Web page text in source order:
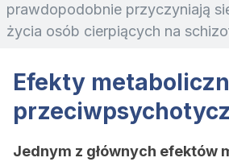
prawdopodobnie przyczyniają
życia osób cierpiących na
Efekty
Jednym z głównych efektów